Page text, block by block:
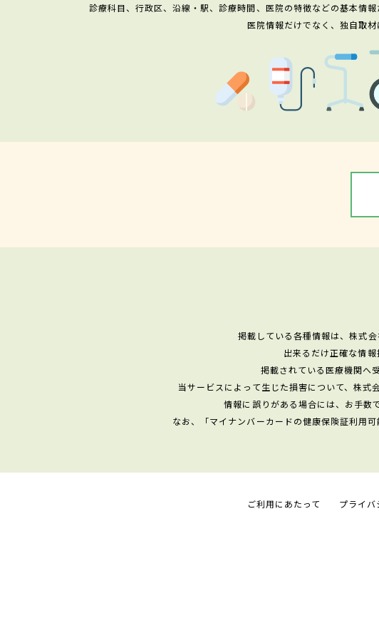
診療科目、行政区、沿線・駅、診療時間、医院の特徴などの基本情
医院情報だけでなく、独自取
掲載している各種情報は、株式
出来るだけ正確な情
掲載されている医療機関へ
当サービスによって生じた損害について、株式
情報に誤りがある場合には、お手数
なお、「マイナンバーカードの健康保険証利用
ご利用にあたって プライバ